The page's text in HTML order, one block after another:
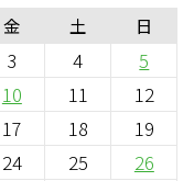
金 土 日
3 4
5
10 11
12
17 18
19
24 25
26